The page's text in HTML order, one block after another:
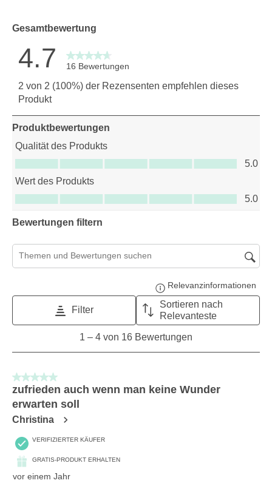
Gesamtbewertung
4.7 16 Bewertungen
2 von 2 (100%) der Rezensenten empfehlen dieses
Produkt
Produktbewertungen
Qualität des Produkts
Qualität des Produkts, 5.0 von 5
5.0
Wert des Produkts
Wert des Produkts, 5.0 von 5
5.0
Bewertungen filtern
Suchthemen und Bewertungen Suchregion
Relevanzinformationen
Filter
Sortieren nach
Relevanteste
von
16
Bewertungen.
1 – 4 von 16 Bewertungen
5 von 5 Sternen.
zufrieden auch wenn man keine Wunder
erwarten soll
Christina
VERIFIZIERTER KÄUFER
GRATIS-PRODUKT ERHALTEN
vor einem Jahr